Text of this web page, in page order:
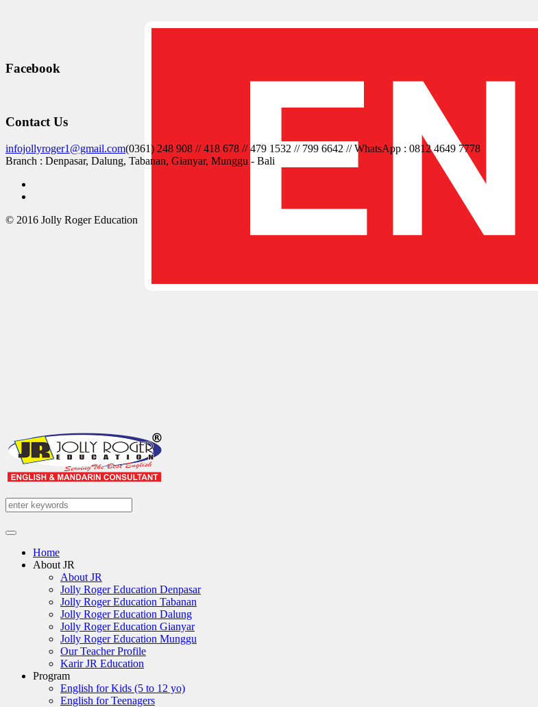
Home
About JR
About JR
Jolly Roger Education Denpasar
Jolly Roger Education Tabanan
Jolly Roger Education Dalung
Jolly Roger Education Gianyar
Jolly Roger Education Munggu
Our Teacher Profile
Karir JR Education
Program
English for Kids (5 to 12 yo)
English for Teenagers
Facebook
Contact Us
infojollyroger1@gmail.com(0361) 248 908 // 418 678 // 479 1532 // 799 6642 // WhatsApp : 0812 4649 7778
Branch : Denpasar, Dalung, Tabanan, Gianyar, Munggu - Bali
© 2016 Jolly Roger Education